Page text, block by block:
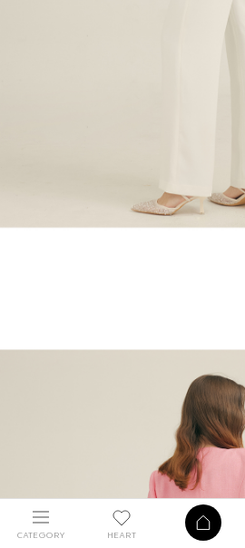
CATEGORY HEART